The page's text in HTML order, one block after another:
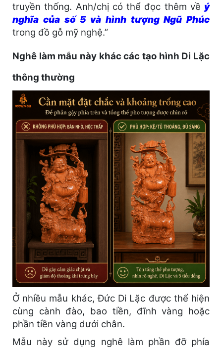
truyền thống. Anh/chị có thể đọc thêm về ý
nghĩa của số 5 và hình tượng Ngũ Phúc
trong đồ gỗ mỹ nghệ.”
Nghê làm mẫu này khác các tạo hình Di Lặc
thông thường
Ở nhiều mẫu khác, Đức Di Lặc được thể hiện
cùng cành đào, bao tiền, đĩnh vàng hoặc
phần tiền vàng dưới chân.
Mẫu này sử dụng nghê làm phần đỡ phía